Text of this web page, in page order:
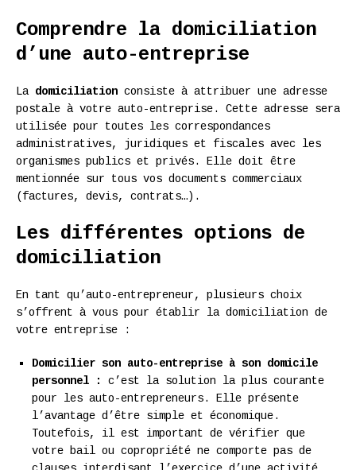
Comprendre la domiciliation
d’une auto-entreprise
La domiciliation consiste à attribuer une adresse
postale à votre auto-entreprise. Cette adresse sera
utilisée pour toutes les correspondances
administratives, juridiques et fiscales avec les
organismes publics et privés. Elle doit être
mentionnée sur tous vos documents commerciaux
(factures, devis, contrats…).
Les différentes options de
domiciliation
En tant qu’auto-entrepreneur, plusieurs choix
s’offrent à vous pour établir la domiciliation de
votre entreprise :
Domicilier son auto-entreprise à son domicile
personnel :
c’est la solution la plus courante
pour les auto-entrepreneurs. Elle présente
l’avantage d’être simple et économique.
Toutefois, il est important de vérifier que
votre bail ou copropriété ne comporte pas de